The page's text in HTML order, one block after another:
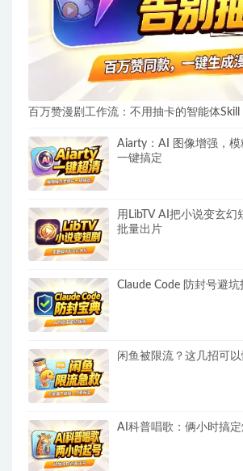
百万赞漫剧工作流：不用抽卡的智能体Skill
Aiarty：AI 图像增强，
一键搞定
用LibTV AI把小说变玄幻
批量出片
Claude Code 防封号避坑
闲鱼被限流？这几招可
AI科普唱歌：俩小时搞